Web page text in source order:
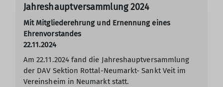
Jahreshauptversammlung 2024
Mit Mitgliederehrung und Ernennung eines
Ehrenvorstandes
22.11.2024
Am 22.11.2024 fand die Jahreshauptversammlung
der DAV Sektion Rottal-Neumarkt- Sankt Veit im
Vereinsheim in Neumarkt statt.